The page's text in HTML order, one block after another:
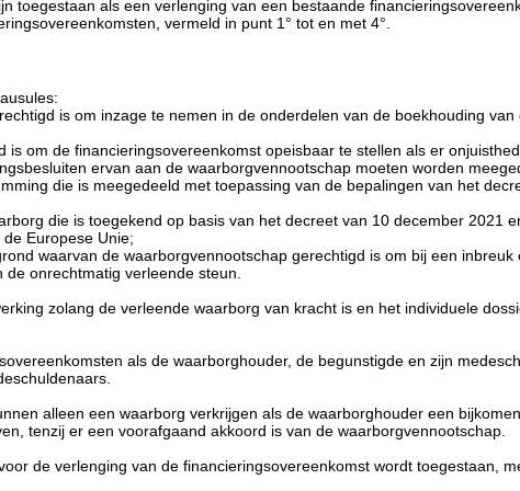
toegestaan als een verlenging van een bestaande
vermeld in punt 1° tot en met 4°.
is om inzage te nemen in de onderdelen van de boekhouding
om de financieringsovereenkomst opeisbaar te stellen als er
ervan aan de waarborgvennootschap moeten worden
die is meegedeeld met toepassing van de bepalingen van het
die is toegekend op basis van het decreet van 10 december 2021
Europese Unie;
waarvan de waarborgvennootschap gerechtigd is om bij een
onrechtmatig verleende steun.
zolang de verleende waarborg van kracht is en het individuele
als de waarborghouder, de begunstigde en zijn
alleen een waarborg verkrijgen als de waarborghouder een
tenzij er een voorafgaand akkoord is van de waarborgvennootschap.
de verlenging van de financieringsovereenkomst wordt toegestaan,